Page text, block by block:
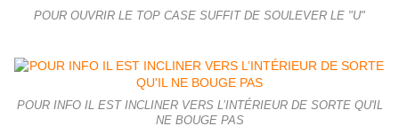
POUR OUVRIR LE TOP CASE SUFFIT DE SOULEVER LE "U"
POUR INFO IL EST INCLINER VERS L’INTÉRIEUR DE SORTE QU'IL
NE BOUGE PAS